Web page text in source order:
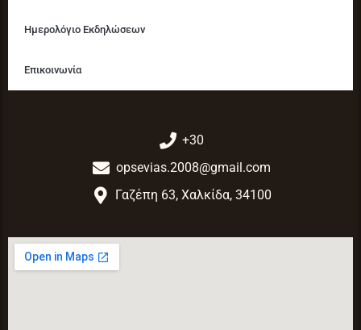
Ημερολόγιο Εκδηλώσεων
Επικοινωνία
+30
opsevias.2008@gmail.com
Γαζέπη 63, Χαλκίδα, 34100